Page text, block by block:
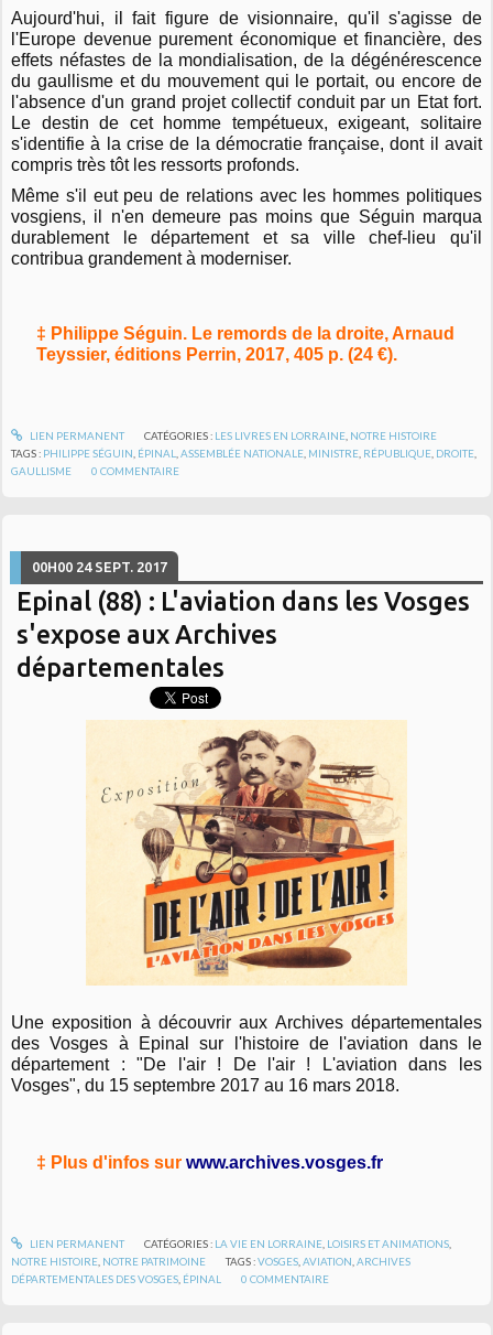
Aujourd'hui, il fait figure de visionnaire, qu'il s'agisse de
l'Europe devenue purement économique et financière, des
effets néfastes de la mondialisation, de la dégénérescence
du gaullisme et du mouvement qui le portait, ou encore de
l'absence d'un grand projet collectif conduit par un Etat fort.
Le destin de cet homme tempétueux, exigeant, solitaire
s'identifie à la crise de la démocratie française, dont il avait
compris très tôt les ressorts profonds.
Même s'il eut peu de relations avec les hommes politiques
vosgiens, il n'en demeure pas moins que Séguin marqua
durablement le département et sa ville chef-lieu qu'il
contribua grandement à moderniser.
‡ Philippe Séguin. Le remords de la droite, Arnaud
Teyssier, éditions Perrin, 2017, 405 p. (24 €).
LIEN PERMANENT CATÉGORIES : LES LIVRES EN LORRAINE, NOTRE HISTOIRE
TAGS : PHILIPPE SÉGUIN ÉPINAL ,ASSEMBLÉE NATIONALE MINISTRE RÉPUBLIQUE DROITE
GAULLISME
0 COMMENTAIRE
00H00 24 SEPT. 2017
Epinal (88) : L'aviation dans les Vosges
s'expose aux Archives
départementales
Une exposition à découvrir aux Archives départementales
des Vosges à Epinal sur l'histoire de l'aviation dans le
département : "De l'air ! De l'air ! L'aviation dans les
Vosges", du 15 septembre 2017 au 16 mars 2018.
‡ Plus d'infos sur www.archives.vosges.fr
LIEN PERMANENT CATÉGORIES : LA VIE EN LORRAINE, LOISIRS ET ANIMATIONS,
NOTRE HISTOIRE NOTRE PATRIMOINE TAGS :VOSGES ,AVIATION ,ARCHIVES
DÉPARTEMENTALES DES VOSGES ÉPINAL 0 COMMENTAIRE